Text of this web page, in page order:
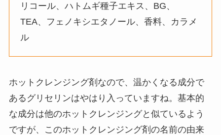
リコール、ハトムギ種子エキス、BG、
TEA、フェノキシエタノール、香料、カラメ
ル
ホットクレンジング剤なので、温かくなる成分で
あるグリセリンはやはり入っていますね。基本的
な成分は他のホットクレンジングと似ているよう
ですが、このホットクレンジング剤の名前の由来